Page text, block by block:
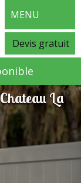
MENU
Devis gratuit
La